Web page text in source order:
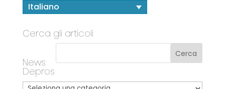
Italiano
Cerca gli articoli
News
Depros